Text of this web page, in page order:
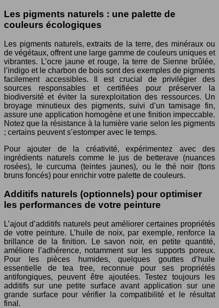
Les pigments naturels : une palette de
couleurs écologiques
Les pigments naturels, extraits de la terre, des minéraux ou
de végétaux, offrent une large gamme de couleurs uniques et
vibrantes. L’ocre jaune et rouge, la terre de Sienne brûlée,
l’indigo et le charbon de bois sont des exemples de pigments
facilement accessibles. Il est crucial de privilégier des
sources responsables et certifiées pour préserver la
biodiversité et éviter la surexploitation des ressources. Un
broyage minutieux des pigments, suivi d’un tamisage fin,
assure une application homogène et une finition impeccable.
Notez que la résistance à la lumière varie selon les pigments
; certains peuvent s’estomper avec le temps.
Pour ajouter de la créativité, expérimentez avec des
ingrédients naturels comme le jus de betterave (nuances
rosées), le curcuma (teintes jaunes), ou le thé noir (tons
bruns foncés) pour enrichir votre palette de couleurs.
Additifs naturels (optionnels) pour optimiser
les performances de votre peinture
L’ajout d’additifs naturels peut améliorer certaines propriétés
de votre peinture. L’huile de noix, par exemple, renforce la
brillance de la finition. Le savon noir, en petite quantité,
améliore l’adhérence, notamment sur les supports poreux.
Pour les pièces humides, quelques gouttes d’huile
essentielle de tea tree, reconnue pour ses propriétés
antifongiques, peuvent être ajoutées. Testez toujours les
additifs sur une petite surface avant application sur une
grande surface pour vérifier la compatibilité et le résultat
final.